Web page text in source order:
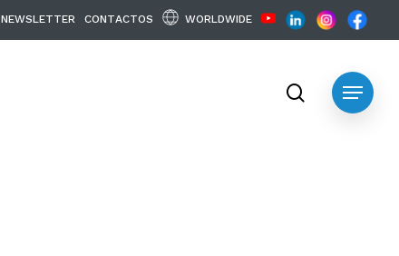
NEWSLETTER CONTACTOS WORLDWIDE
Menu
search